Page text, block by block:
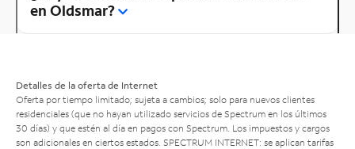
en Oldsmar?
Detalles de la oferta de Internet
Oferta por tiempo limitado; sujeta a cambios; solo para nuevos clientes
residenciales (que no hayan utilizado servicios de Spectrum en los últimos
30 días) y que estén al día en pagos con Spectrum. Los impuestos y cargos
son adicionales en ciertos estados. SPECTRUM INTERNET: se aplican tarifas